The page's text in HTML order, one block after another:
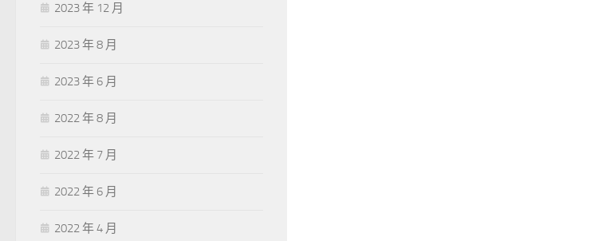
2023 年 12 月
2023 年 8 月
2023 年 6 月
2022 年 8 月
2022 年 7 月
2022 年 6 月
2022 年 4 月